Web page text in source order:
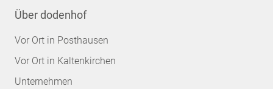
Über dodenhof
Vor Ort in Posthausen
Vor Ort in Kaltenkirchen
Unternehmen